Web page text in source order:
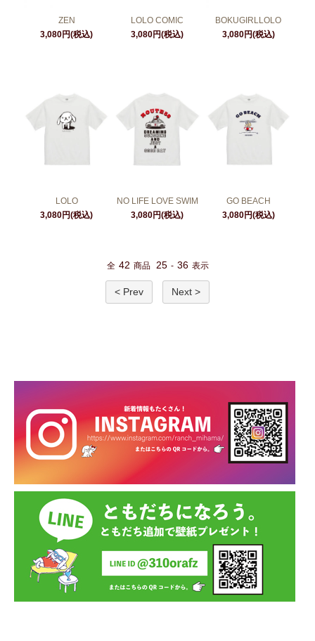
ZEN
3,080円(税込)
LOLO COMIC
3,080円(税込)
BOKUGIRLLOLO
3,080円(税込)
LOLO
3,080円(税込)
NO LIFE LOVE SWIM
3,080円(税込)
GO BEACH
3,080円(税込)
全 42 商品 25 - 36 表示
< Prev Next >